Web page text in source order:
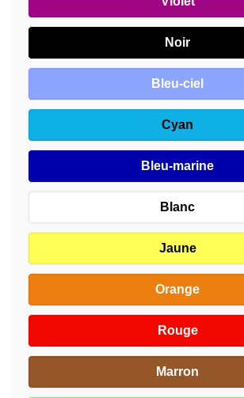
Noir
Bleu-ciel
Cyan
Bleu-marine
Blanc
Jaune
Orange
Rouge
Marron